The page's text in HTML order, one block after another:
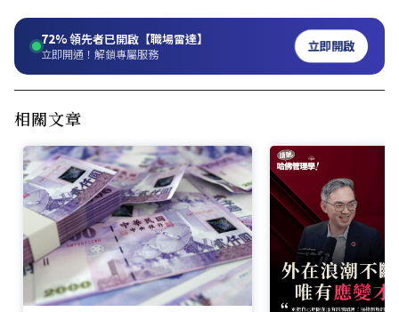
72%領先者已開啟【職場雷達】
立即開通！解鎖專屬服務 立即開啟
相關文章